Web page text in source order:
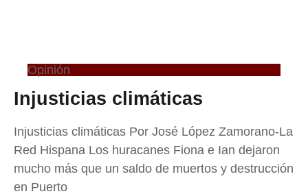
Opinión
Injusticias climáticas
Injusticias climáticas Por José López Zamorano-La
Red Hispana Los huracanes Fiona e Ian dejaron
mucho más que un saldo de muertos y destrucción
en Puerto